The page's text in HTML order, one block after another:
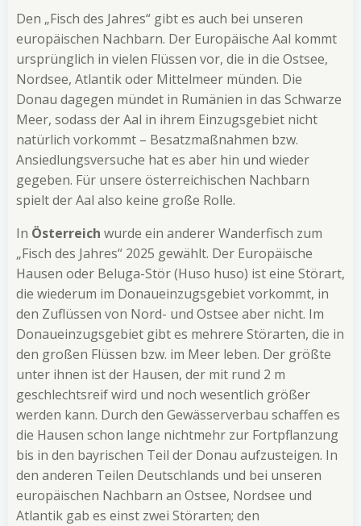
Den „Fisch des Jahres“ gibt es auch bei unseren
europäischen Nachbarn. Der Europäische Aal kommt
ursprünglich in vielen Flüssen vor, die in die Ostsee,
Nordsee, Atlantik oder Mittelmeer münden. Die
Donau dagegen mündet in Rumänien in das Schwarze
Meer, sodass der Aal in ihrem Einzugsgebiet nicht
natürlich vorkommt – Besatzmaßnahmen bzw.
Ansiedlungsversuche hat es aber hin und wieder
gegeben. Für unsere österreichischen Nachbarn
spielt der Aal also keine große Rolle.
In Österreich wurde ein anderer Wanderfisch zum
„Fisch des Jahres“ 2025 gewählt. Der Europäische
Hausen oder Beluga-Stör (Huso huso) ist eine Störart,
die wiederum im Donaueinzugsgebiet vorkommt, in
den Zuflüssen von Nord- und Ostsee aber nicht. Im
Donaueinzugsgebiet gibt es mehrere Störarten, die in
den großen Flüssen bzw. im Meer leben. Der größte
unter ihnen ist der Hausen, der mit rund 2 m
geschlechtsreif wird und noch wesentlich größer
werden kann. Durch den Gewässerverbau schaffen es
die Hausen schon lange nichtmehr zur Fortpflanzung
bis in den bayrischen Teil der Donau aufzusteigen. In
den anderen Teilen Deutschlands und bei unseren
europäischen Nachbarn an Ostsee, Nordsee und
Atlantik gab es einst zwei Störarten; den